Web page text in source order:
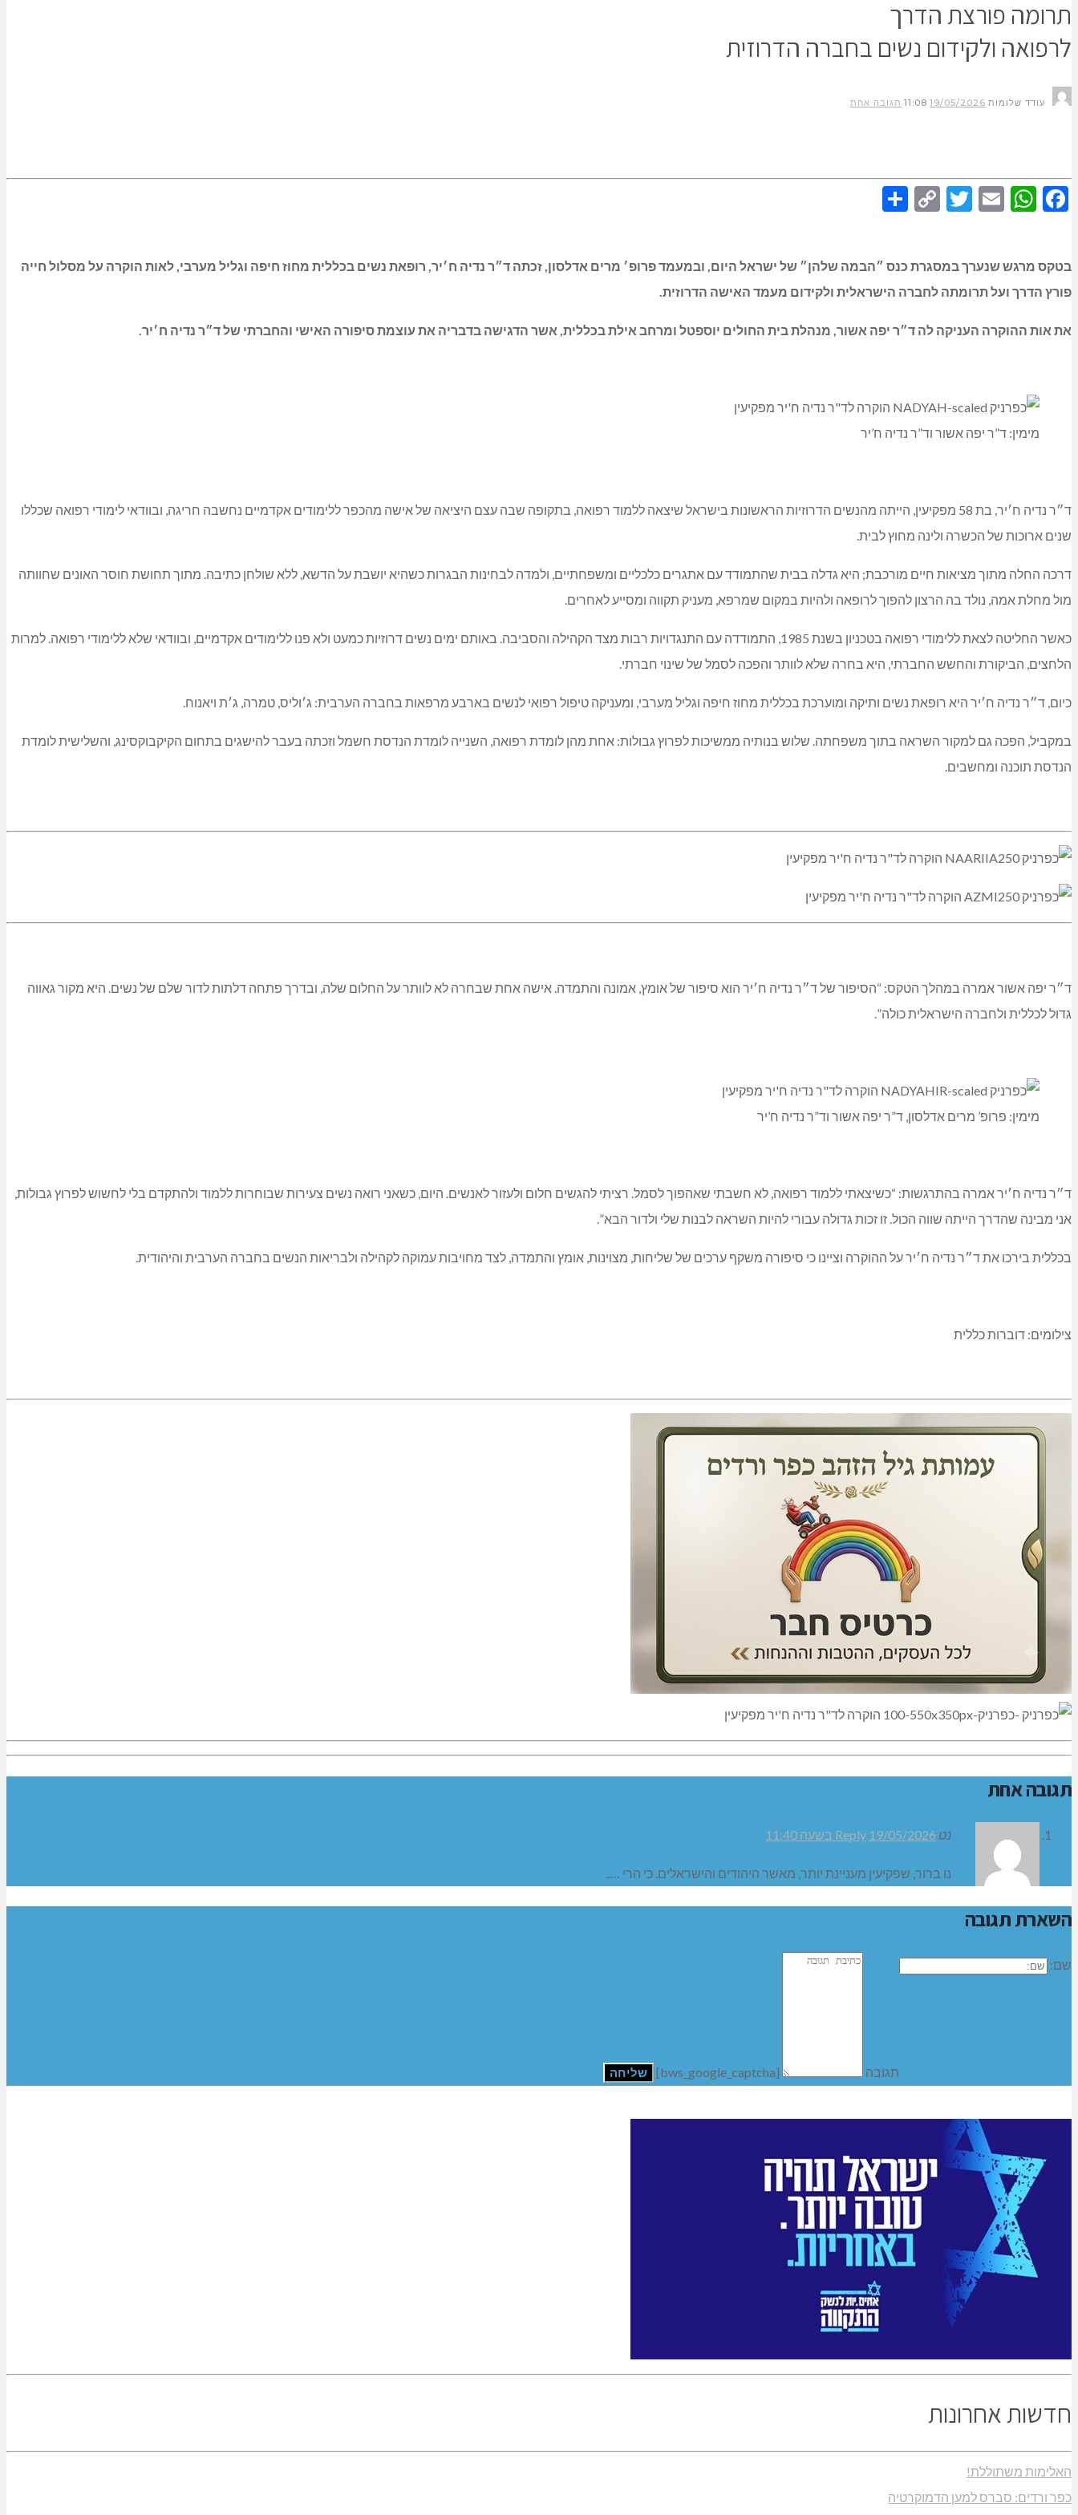
תרומה פורצת הדרך
לרפואה ולקידום נשים בחברה הדרוזית
עודד שלומות 19/05/2026
11:08 תגובה אחת
Facebook
WhatsApp
Email
Twitter
Copy
בטקס מרגש שנערך במסגרת כנס ״הבמה שלהן״ של ישראל היום, ובמעמד פרופ׳ מרים אדלסון, זכתה ד״ר נדיה ח׳יר, רופאת נשים בכללית מחוז חיפה וגליל מערבי, לאות הוקרה על מסלול חייה
פורץ הדרך ועל תרומתה לחברה הישראלית ולקידום מעמד האישה הדרוזית.
את אות ההוקרה העניקה לה ד״ר יפה אשור, מנהלת בית החולים יוספטל ומרחב אילת בכללית, אשר הדגישה בדבריה את עוצמת סיפורה האישי והחברתי של ד״ר נדיה ח׳יר.
מימין: ד”ר יפה אשור וד”ר נדיה ח’יר
ד״ר נדיה ח׳יר, בת 58 מפקיעין, הייתה מהנשים הדרוזיות הראשונות בישראל שיצאה ללמוד רפואה, בתקופה שבה עצם היציאה של אישה מהכפר ללימודים אקדמיים נחשבה חריגה, ובוודאי לימודי רפואה שכללו
שנים ארוכות של הכשרה ולינה מחוץ לבית.
דרכה החלה מתוך מציאות חיים מורכבת; היא גדלה בבית שהתמודד עם אתגרים כלכליים ומשפחתיים, ולמדה לבחינות הבגרות כשהיא יושבת על הדשא, ללא שולחן כתיבה. מתוך תחושת חוסר האונים שחוותה
מול מחלת אמה, נולד בה הרצון להפוך לרופאה ולהיות במקום שמרפא, מעניק תקווה ומסייע לאחרים.
כאשר החליטה לצאת ללימודי רפואה בטכניון בשנת 1985, התמודדה עם התנגדויות רבות מצד הקהילה והסביבה. באותם ימים נשים דרוזיות כמעט ולא פנו ללימודים אקדמיים, ובוודאי שלא ללימודי רפואה. למרות
הלחצים, הביקורת והחשש החברתי, היא בחרה שלא לוותר והפכה לסמל של שינוי חברתי.
כיום, ד״ר נדיה ח׳יר היא רופאת נשים ותיקה ומוערכת בכללית מחוז חיפה וגליל מערבי, ומעניקה טיפול רפואי לנשים בארבע מרפאות בחברה הערבית: ג׳וליס, טמרה, ג׳ת ויאנוח.
במקביל, הפכה גם למקור השראה בתוך משפחתה. שלוש בנותיה ממשיכות לפרוץ גבולות: אחת מהן לומדת רפואה, השנייה לומדת הנדסת חשמל וזכתה בעבר להישגים בתחום הקיקבוקסינג, והשלישית לומדת
הנדסת תוכנה ומחשבים.
ד״ר יפה אשור אמרה במהלך הטקס: “הסיפור של ד״ר נדיה ח׳יר הוא סיפור של אומץ, אמונה והתמדה. אישה אחת שבחרה לא לוותר על החלום שלה, ובדרך פתחה דלתות לדור שלם של נשים. היא מקור גאווה
גדול לכללית ולחברה הישראלית כולה”.
מימין: פרופ’ מרים אדלסון, ד”ר יפה אשור וד”ר נדיה ח’יר
ד״ר נדיה ח׳יר אמרה בהתרגשות: “כשיצאתי ללמוד רפואה, לא חשבתי שאהפוך לסמל. רציתי להגשים חלום ולעזור לאנשים. היום, כשאני רואה נשים צעירות שבוחרות ללמוד ולהתקדם בלי לחשוש לפרוץ גבולות,
אני מבינה שהדרך הייתה שווה הכול. זו זכות גדולה עבורי להיות השראה לבנות שלי ולדור הבא”.
בכללית בירכו את ד״ר נדיה ח׳יר על ההוקרה וציינו כי סיפורה משקף ערכים של שליחות, מצוינות, אומץ והתמדה, לצד מחויבות עמוקה לקהילה ולבריאות הנשים בחברה הערבית והיהודית.
צילומים: דוברות כללית
תגובה אחת
נט Reply 19/05/2026 בשעה 11:40
נו ברור, שפקיעין מעניינת יותר, מאשר היהודים והישראלים. כי הרי …..
השארת תגובה
שם:
תגובה [bws_google_captcha]
חדשות אחרונות
האלימות משתוללת!
כפר ורדים: סברס למען הדמוקרטיה